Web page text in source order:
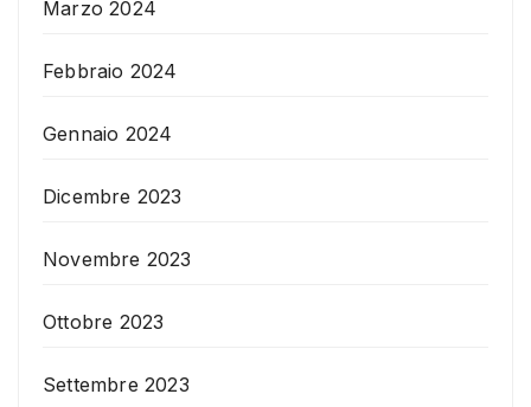
Marzo 2024
Febbraio 2024
Gennaio 2024
Dicembre 2023
Novembre 2023
Ottobre 2023
Settembre 2023